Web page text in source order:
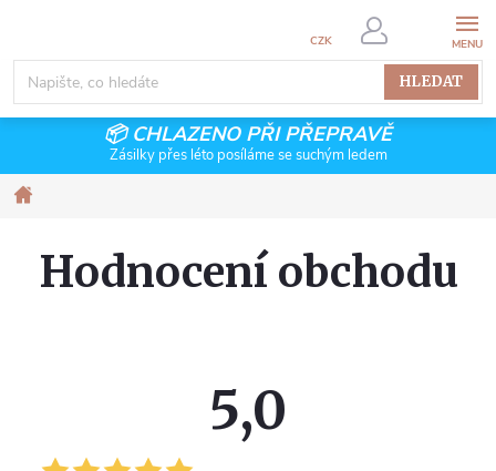
obsah
CZK
HLEDAT
📦 CHLAZENO PŘI PŘEPRAVĚ
Zásilky přes léto posíláme se suchým ledem
Hodnocení obchodu
5,0